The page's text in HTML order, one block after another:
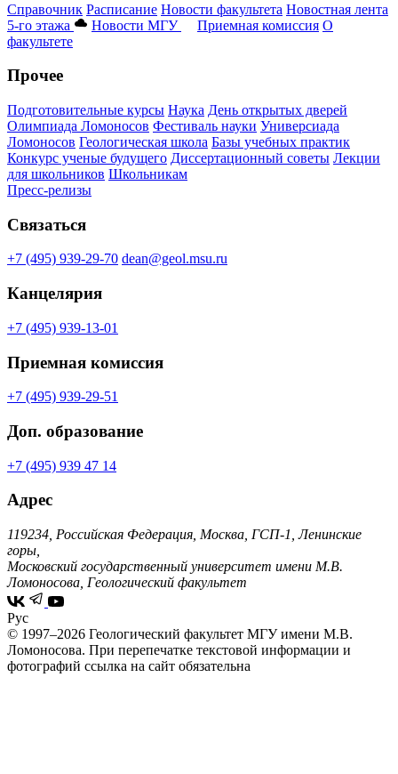
Справочник Расписание Новости факультета Новостная лента
5-го этажа
Новости МГУ Приемная комиссия О
факультете
Прочее
Подготовительные курсы Наука День открытых дверей
Олимпиада Ломоносов Фестиваль науки Универсиада
Ломоносов Геологическая школа Базы учебных практик
Конкурс ученые будущего Диссертационный советы Лекции
для школьников Школьникам
Пресс-релизы
Связаться
+7 (495) 939-29-70 dean@geol.msu.ru
Канцелярия
+7 (495) 939-13-01
Приемная комиссия
+7 (495) 939-29-51
Доп. образование
+7 (495) 939 47 14
Адрес
119234, Российская Федерация, Москва, ГСП-1, Ленинские
горы,
Московский государственный университет имени М.В.
Ломоносова, Геологический факультет
Рус
© 1997–2026 Геологический факультет МГУ имени М.В.
Ломоносова. При перепечатке текстовой информации и
фотографий ссылка на сайт обязательна